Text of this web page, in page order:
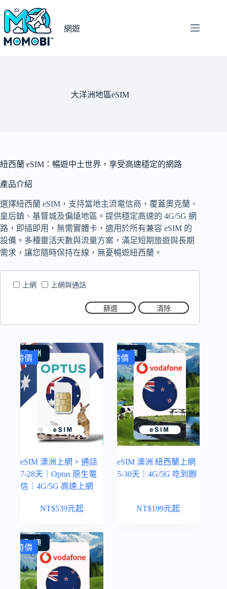
主
要
網遊
大洋洲地區eSIM
紐西蘭 eSIM：暢遊中土世界，享受高速穩定的網路
產品介紹
選擇紐西蘭 eSIM，支持當地主流電信商，覆蓋奧克蘭、
皇后鎮、基督城及偏遠地區。提供穩定高速的 4G/5G 網
路，即插即用，無需實體卡，適用於所有兼容 eSIM 的
設備。多種靈活天數與流量方案，滿足短期旅遊與長期
需求，讓您隨時保持在線，無憂暢遊紐西蘭。
上網 上網與通話
篩選 清除
特價
eSIM 澳洲上網 + 通話
7-28天｜Optus 原生電
信｜4G/5G 高速上網
NT$539元起
特價
eSIM 澳洲 紐西蘭上網
5-30天｜4G/5G 吃到飽
NT$199元起
特價